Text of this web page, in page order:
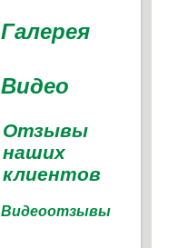
Галерея
Видео
Отзывы
наших
клиентов
Видеоотзывы